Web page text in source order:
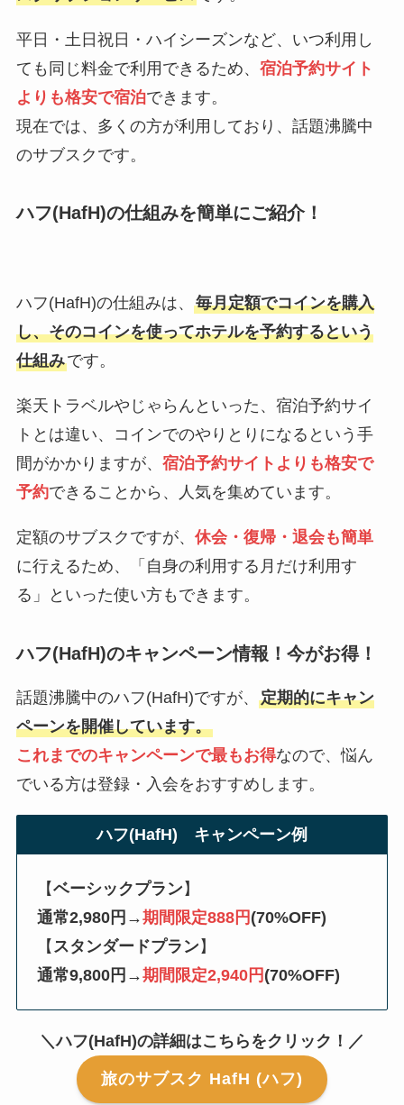
平日・土日祝日・ハイシーズンなど、いつ利用し
ても同じ料金で利用できるため、 宿泊予約サイト
よりも格安で宿泊できます。
現在では、多くの方が利用しており、話題沸騰中
のサブスクです。
ハフ(HafH)の仕組みを簡単にご紹介！
ハフ(HafH)の仕組みは、 毎月定額でコインを購入
し、そのコインを使ってホテルを予約するという
仕組みです。
楽天トラベルやじゃらんといった、宿泊予約サイ
トとは違い、コインでのやりとりになるという手
間がかかりますが、 宿泊予約サイトよりも格安で
予約できることから、人気を集めています。
定額のサブスクですが、 休会・復帰・退会も簡単
に行えるため、「自身の利用する月だけ利用す
る」といった使い方もできます。
ハフ(HafH)のキャンペーン情報！今がお得！
話題沸騰中のハフ(HafH)ですが、 定期的にキャン
ペーンを開催しています。
これまでのキャンペーンで最もお得なので、悩ん
でいる方は登録・入会をおすすめします。
ハフ(HafH) キャンペーン例
【ベーシックプラン】
通常2,980円→期間限定888円 (70%OFF)
【 スタンダードプラン】
通常9,800円→期間限定2,940円 (70%OFF)
＼ハフ(HafH)の詳細はこちらをクリック！／
旅のサブスク HafH (ハフ)